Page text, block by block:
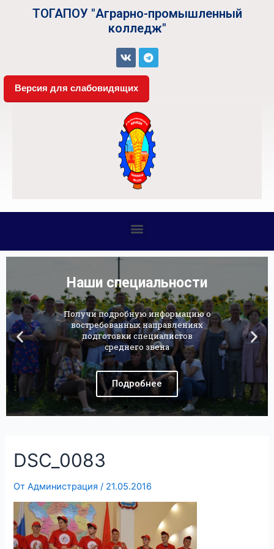
ТОГАПОУ "Аграрно-промышленный
колледж"
Версия для слабовидящих
Наши специальности
Получи подробную информацию о
востребованных направлениях
подготовки специалистов
среднего звена
Подробнее
DSC_0083
От Администрация / 21.05.2016